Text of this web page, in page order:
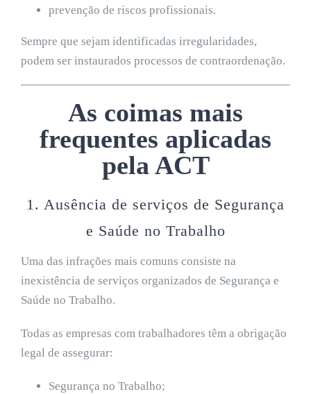
prevenção de riscos profissionais.
Sempre que sejam identificadas irregularidades,
podem ser instaurados processos de contraordenação.
As coimas mais
frequentes aplicadas
pela ACT
1. Ausência de serviços de Segurança
e Saúde no Trabalho
Uma das infrações mais comuns consiste na
inexistência de serviços organizados de Segurança e
Saúde no Trabalho.
Todas as empresas com trabalhadores têm a obrigação
legal de assegurar:
Segurança no Trabalho;